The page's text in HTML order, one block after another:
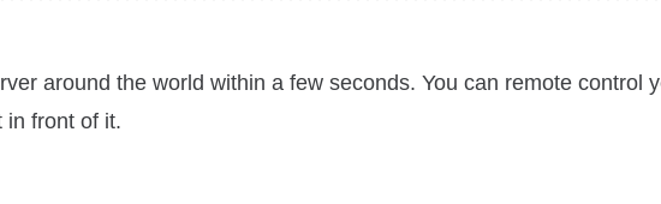
around the world within a few seconds. You can remote control
in front of it.